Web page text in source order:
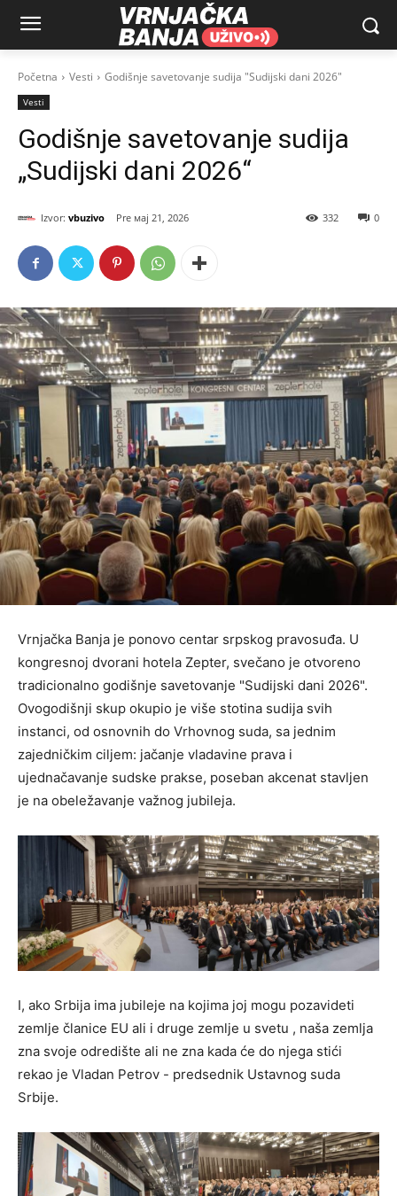
Početna Vesti Godišnje savetovanje sudija "Sudijski dani 2026"
Vesti
Godišnje savetovanje sudija
„Sudijski dani 2026“
Izvor: vbuzivo мај 21, 2026 0
332
Vrnjačka Banja je ponovo centar srpskog pravosuđa. U
kongresnoj dvorani hotela Zepter, svečano je otvoreno
tradicionalno godišnje savetovanje "Sudijski dani 2026".
Ovogodišnji skup okupio je više stotina sudija svih
instanci, od osnovnih do Vrhovnog suda, sa jednim
zajedničkim ciljem: jačanje vladavine prava i
ujednačavanje sudske prakse, poseban akcenat stavljen
je na obeležavanje važnog jubileja.
I, ako Srbija ima jubileje na kojima joj mogu pozavideti
zemlje članice EU ali i druge zemlje u svetu , naša zemlja
zna svoje odredište ali ne zna kada će do njega stići
rekao je Vladan Petrov - predsednik Ustavnog suda
Srbije.